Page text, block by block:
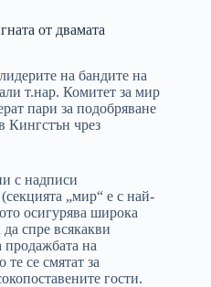
от двамата
на бандите на
т.нар. Комитет за мир
пари за подобряване
Кингстън чрез
с надписи
„мир“ е с най-
осигурява широка
спре всякакви
продажбата на
те се смятат за
гости.